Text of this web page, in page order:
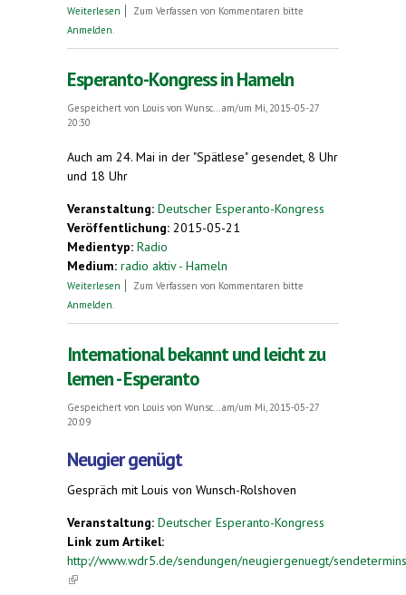
Weiterlesen über Teilnehmer aus sieben Ländern erwartet
Zum Verfassen von Kommentaren bitte
Anmelden
Esperanto-Kongress in Hameln
Gespeichert von Louis von Wunsc...
am/um Mi, 2015-05-27
20:30
Auch am 24. Mai in der "Spätlese" gesendet, 8 Uhr
und 18 Uhr
Veranstaltung: Deutscher Esperanto-Kongress
Veröffentlichung: 2015-05-21
Medientyp: Radio
Medium: radio aktiv - Hameln
Weiterlesen über Esperanto-Kongress in Hameln
Zum Verfassen von Kommentaren bitte
Anmelden
International bekannt und leicht zu
lernen - Esperanto
Gespeichert von Louis von Wunsc...
am/um Mi, 2015-05-27
20:09
Neugier genügt
Gespräch mit Louis von Wunsch-Rolshoven
Veranstaltung: Deutscher Esperanto-Kongress
Link zum Artikel:
http://www.wdr5.de/sendungen/neugiergenuegt/
(link is external)